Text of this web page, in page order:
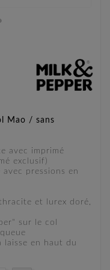
Mao / sans
avec imprimé
exclusif)
pressions en
et lurex doré,
sur le col
laisse en haut du